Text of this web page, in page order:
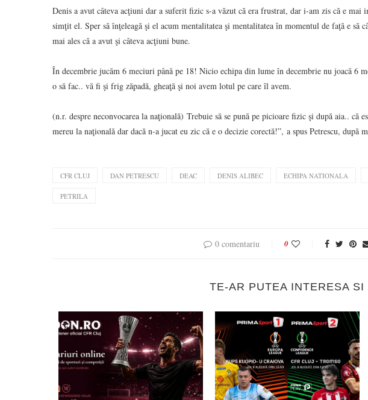
Denis a avut câteva acţiuni dar a suferit fizic s-a văzut că era frustrat, dar i-am zis că e mai
simţit el. Sper să înţeleagă şi el acum mentalitatea şi mentalitatea în momentul de faţă e să
mai ales că a avut şi câteva acţiuni bune.
În decembrie jucăm 6 meciuri până pe 18! Nicio echipa din lume în decembrie nu joacă 6
o să fac.. vă fi şi frig zăpadă, gheaţă şi noi avem lotul pe care îl avem.
(n.r. despre neconvocarea la naţională) Trebuie să se pună pe picioare fizic şi după aia.. că
mereu la naţională dar dacă n-a jucat eu zic că e o decizie corectă!”, a spus Petrescu, după
CFR CLUJ DAN PETRESCU DEAC DENIS ALIBEC ECHIPA NATIONALA
PETRILA
0 comentariu 0
TE-AR PUTEA INTERESA SI